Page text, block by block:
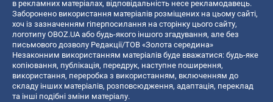
в рекламних матеріалах, відповідальність несе рекламодавець.
Заборонено використання матеріалів розміщених на цьому сайті,
хоч із зазначенням гіперпосилання на сторінку цього сайту,
логотипу OBOZ.UA або будь-якого іншого згадування, але без
письмового дозволу Редакції/ТОВ «Золота середина»
Незаконним використанням матеріалів буде вважатися: будь-яке
копiювання, публiкацiя, передрук, наступне поширення,
використання, переробка з використанням, включенням до
складу інших матеріалів, розповсюдження, адаптація, переклад
та інші подібні зміни матеріалу.